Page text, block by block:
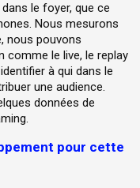
le foyer, que ce
Nous mesurons
nous pouvons
comme le live, le replay
à qui dans le
une audience.
données de
pour cette